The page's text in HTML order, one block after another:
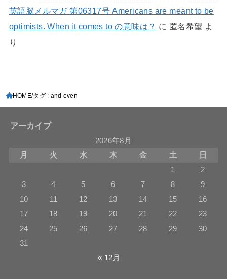
英語脳メルマガ 第06317号 Americans are meant to be
optimists. When it comes to の意味は？ に 匿名希望 よ
り
HOME タグ : and even
アーカイブ
2026年8月
月
火 水 木 金 土
日
1
2
3
4 5 6 7 8
9
10
11 12 13 14 15
16
17
18 19 20 21 22
23
24
25 26 27 28 29
30
31
« 12月